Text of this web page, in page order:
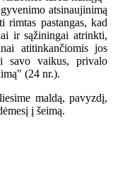
atsinaujinimą
pastangas, kad
ir sąžiningai atrinkti,
atitinkančiomis jos
savo vaikus, privalo
(24 nr.).
maldą, pavyzdį,
į šeimą.